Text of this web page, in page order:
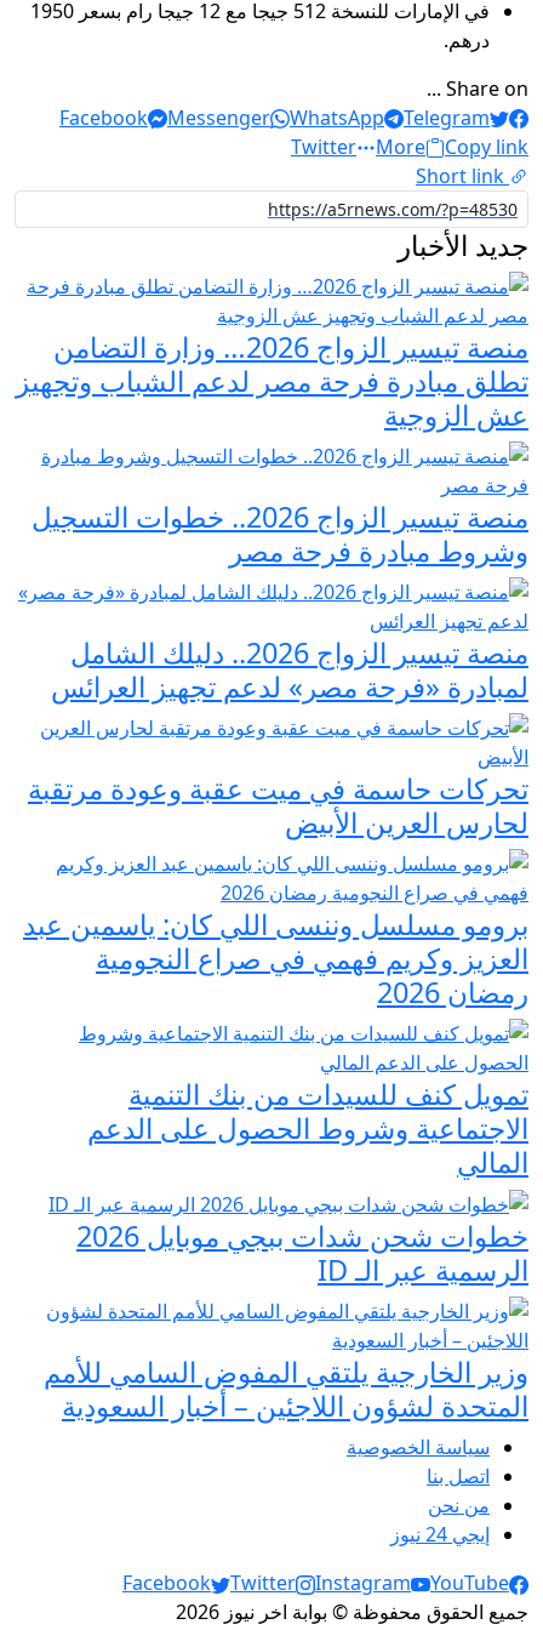
في الإمارات للنسخة 512 جيجا مع 12 جيجا رام بسعر 1950
درهم.
Share on ...
Facebook
Messenger WhatsApp
Telegram
Twitter
More
Copy link
Short link
جديد الأخبار
منصة تيسير الزواج 2026… وزارة التضامن
تطلق مبادرة فرحة مصر لدعم الشباب وتجهيز
عش الزوجية
منصة تيسير الزواج 2026.. خطوات التسجيل
وشروط مبادرة فرحة مصر
منصة تيسير الزواج 2026.. دليلك الشامل
لمبادرة «فرحة مصر» لدعم تجهيز العرائس
تحركات حاسمة في ميت عقبة وعودة مرتقبة
لحارس العرين الأبيض
برومو مسلسل وننسى اللي كان: ياسمين عبد
العزيز وكريم فهمي في صراع النجومية
رمضان 2026
تمويل كنف للسيدات من بنك التنمية
الاجتماعية وشروط الحصول على الدعم
المالي
خطوات شحن شدات ببجي موبايل 2026
الرسمية عبر الـ ID
وزير الخارجية يلتقي المفوض السامي للأمم
المتحدة لشؤون اللاجئين – أخبار السعودية
سياسة الخصوصية
اتصل بنا
من نحن
إيجي 24 نيوز
Social Links
Facebook Twitter Instagram
YouTube
جميع الحقوق محفوظة © بوابة اخر نيوز 2026